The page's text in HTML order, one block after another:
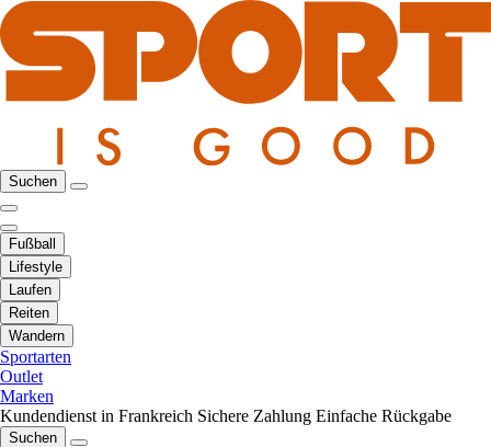
Suchen
Fußball
Lifestyle
Laufen
Reiten
Wandern
Sportarten
Outlet
Marken
Kundendienst in Frankreich Sichere Zahlung Einfache Rückgabe
Suchen